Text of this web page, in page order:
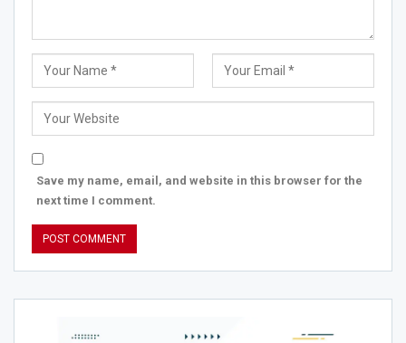
Save my name, email, and website in this browser for the
next time I comment.